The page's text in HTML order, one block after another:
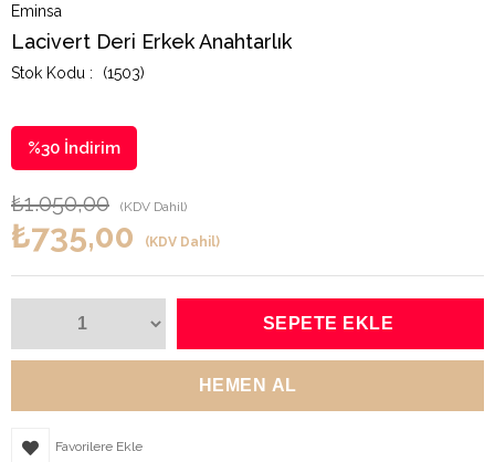
Eminsa
Lacivert Deri Erkek Anahtarlık
(1503)
%30 İndirim
₺1.050,00 (KDV Dahil)
₺735,00 (KDV Dahil)
Favorilere Ekle